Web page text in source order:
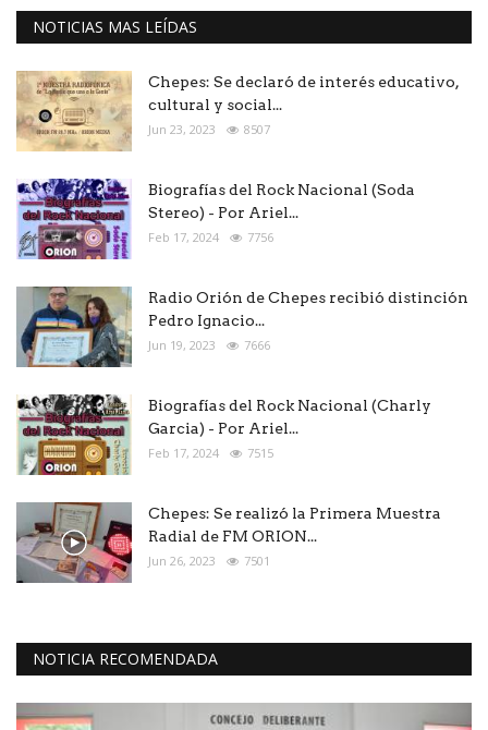
NOTICIAS MAS LEÍDAS
Chepes: Se declaró de interés educativo,
cultural y social...
Jun 23, 2023 8507
Biografías del Rock Nacional (Soda
Stereo) - Por Ariel...
Feb 17, 2024 7756
Radio Orión de Chepes recibió distinción
Pedro Ignacio...
Jun 19, 2023 7666
Biografías del Rock Nacional (Charly
Garcia) - Por Ariel...
Feb 17, 2024 7515
Chepes: Se realizó la Primera Muestra
Radial de FM ORION...
Jun 26, 2023 7501
NOTICIA RECOMENDADA